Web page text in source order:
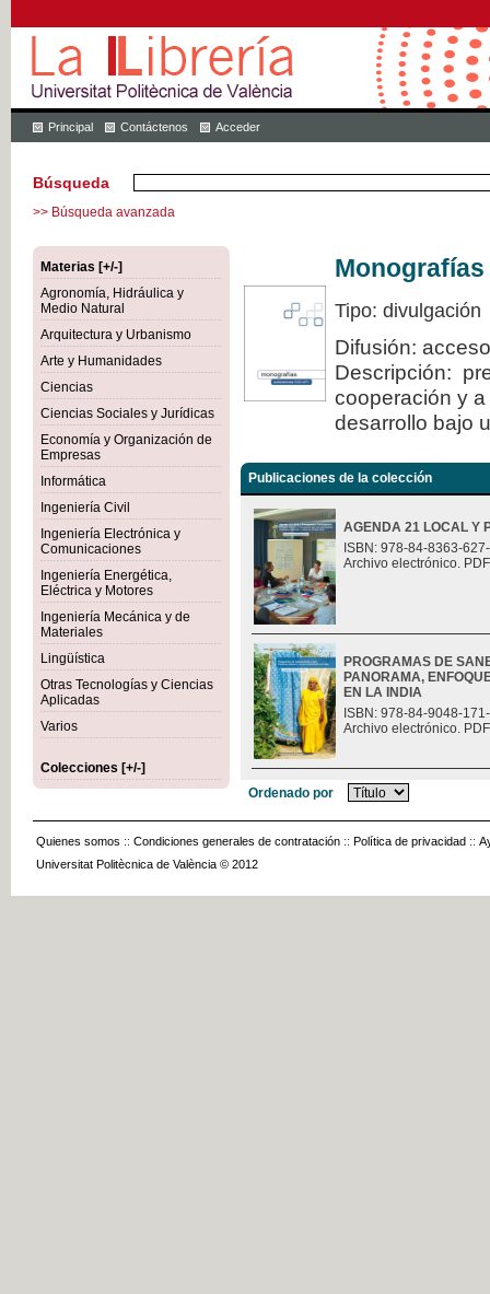
Principal Contáctenos Acceder
Búsqueda
>> Búsqueda avanzada
Materias [+/-]
Agronomía, Hidráulica y
Medio Natural
Arquitectura y Urbanismo
Arte y Humanidades
Ciencias
Ciencias Sociales y Jurídicas
Economía y Organización de
Empresas
Informática
Ingeniería Civil
Ingeniería Electrónica y
Comunicaciones
Ingeniería Energética,
Eléctrica y Motores
Ingeniería Mecánica y de
Materiales
Lingüística
Otras Tecnologías y Ciencias
Aplicadas
Varios
Colecciones [+/-]
Tipo: divulgación
Difusión:
Descripción:
cooperación y
desarrollo bajo
Publicaciones de la colección
AGENDA 21 LOCAL Y
ISBN: 978-84-8363-
Archivo electrónico.
PROGRAMAS DE
PANORAMA,
EN LA INDIA
ISBN: 978-84-9048-
Archivo electrónico.
Ordenado por
Quienes somos :: Condiciones generales de contratación :: Política de privacidad ::
Universitat Politècnica de València © 2012